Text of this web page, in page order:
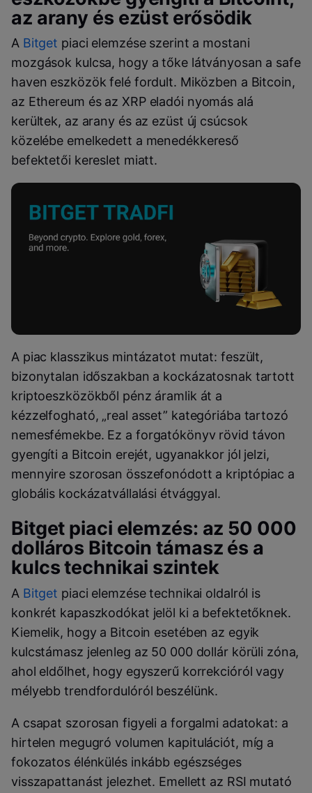
az arany és ezüst erősödik
A Bitget piaci elemzése szerint a mostani
mozgások kulcsa, hogy a tőke látványosan a safe
haven eszközök felé fordult. Miközben a Bitcoin,
az Ethereum és az XRP eladói nyomás alá
kerültek, az arany és az ezüst új csúcsok
közelébe emelkedett a menedékkereső
befektetői kereslet miatt.
A piac klasszikus mintázatot mutat: feszült,
bizonytalan időszakban a kockázatosnak tartott
kriptoeszközökből pénz áramlik át a
kézzelfogható, „real asset” kategóriába tartozó
nemesfémekbe. Ez a forgatókönyv rövid távon
gyengíti a Bitcoin erejét, ugyanakkor jól jelzi,
mennyire szorosan összefonódott a kriptópiac a
globális kockázatvállalási étvággyal.
Bitget piaci elemzés: az 50 000
dolláros Bitcoin támasz és a
kulcs technikai szintek
A Bitget piaci elemzése technikai oldalról is
konkrét kapaszkodókat jelöl ki a befektetőknek.
Kiemelik, hogy a Bitcoin esetében az egyik
kulcstámasz jelenleg az 50 000 dollár körüli zóna,
ahol eldőlhet, hogy egyszerű korrekcióról vagy
mélyebb trendfordulóról beszélünk.
A csapat szorosan figyeli a forgalmi adatokat: a
hirtelen megugró volumen kapitulációt, míg a
fokozatos élénkülés inkább egészséges
visszapattanást jelezhet. Emellett az RSI mutató